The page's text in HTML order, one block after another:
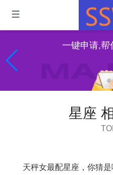
一键申请,帮
星座
天秤女最配星座，你猜是